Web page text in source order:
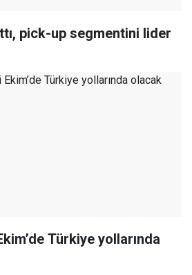
pick-up segmentini lider
Türkiye yollarında